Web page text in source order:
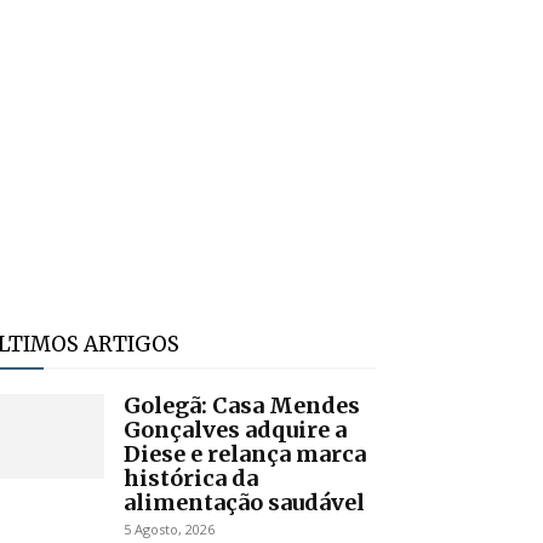
ARTIGOS
Golegã: Casa Mendes
Gonçalves adquire a
Diese e relança marca
histórica da
alimentação saudável
5 Agosto, 2026